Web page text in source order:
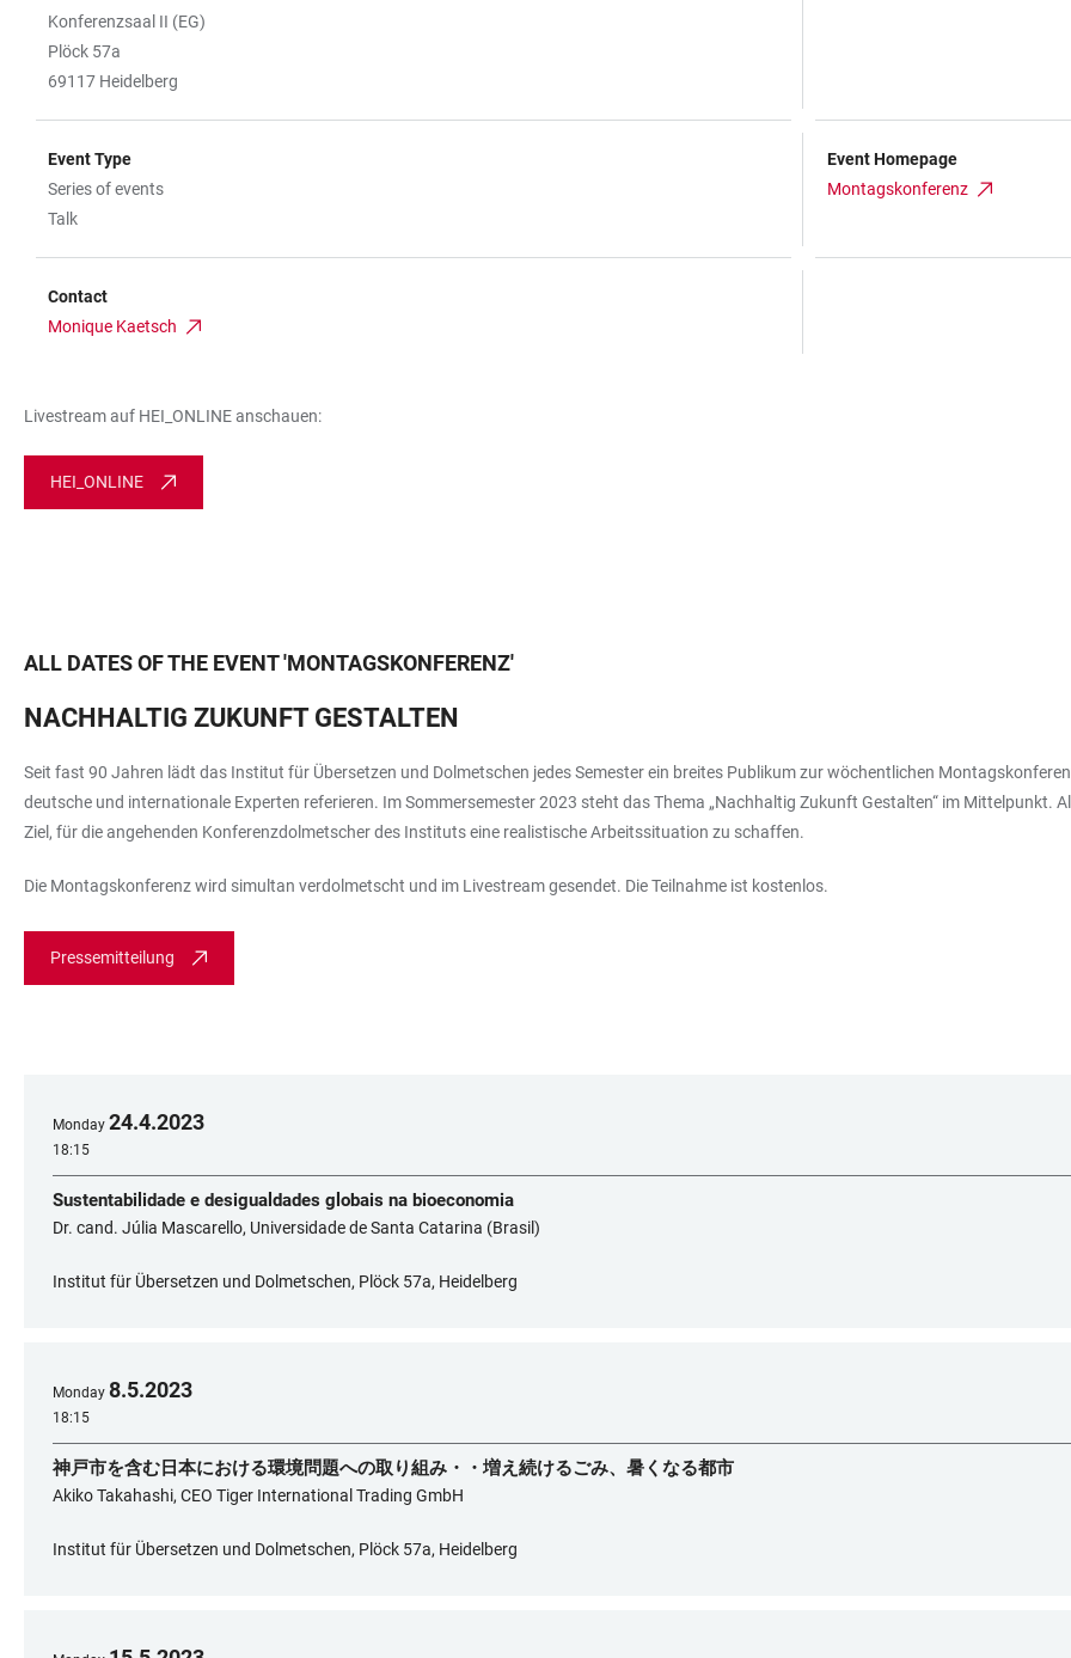
Konferenzsaal II (EG)
Plöck 57a
69117 Heidelberg
Event Type
Series of events
Talk
Event Homepage
Montagskonferenz
Contact
Monique Kaetsch
Livestream auf HEI_ONLINE anschauen:
HEI_ONLINE
ALL DATES OF THE EVENT'MONTAGSKONFERENZ'
NACHHALTIG ZUKUNFT GESTALTEN
Seit fast 90 Jahren lädt das Institut für Übersetzen und Dolmetschen jedes Semester ein breites Publikum zur wöchentlichen
deutsche und internationale Experten referieren. Im Sommersemester 2023 steht das Thema „Nachhaltig Zukunft Gestalten“ im Mittelpunkt.
Ziel, für die angehenden Konferenzdolmetscher des Instituts eine realistische Arbeitssituation zu schaffen.
Die Montagskonferenz wird simultan verdolmetscht und im Livestream gesendet. Die Teilnahme ist kostenlos.
Pressemitteilung
Monday 24.4.2023
18:15
Sustentabilidade e desigualdades globais na bioeconomia
Dr. cand. Júlia Mascarello, Universidade de Santa Catarina (Brasil)
Institut für Übersetzen und Dolmetschen, Plöck 57a, Heidelberg
Monday 8.5.2023
18:15
神戸市を含む日本における環境問題への取り組み・・増え続けるごみ、暑くなる都市
Akiko Takahashi, CEO Tiger International Trading GmbH
Institut für Übersetzen und Dolmetschen, Plöck 57a, Heidelberg